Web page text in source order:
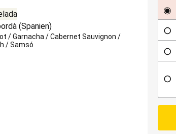
(Spanien)
/Garnacha /Cabernet Sauvignon /
/Samsó